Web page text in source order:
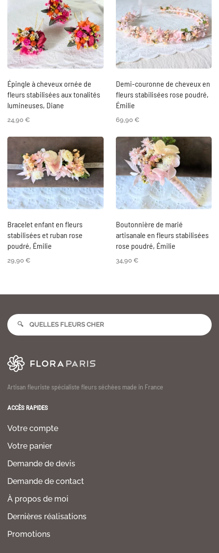
Épingle à cheveux ornée de
fleurs stabilisées aux tonalités
lumineuses, Diane
24,90 €
Demi-couronne de cheveux en
fleurs stabilisées rose poudré,
Émilie
69,90 €
Bracelet enfant en fleurs
stabilisées et ruban rose
poudré, Émilie
29,90 €
Boutonnière de marié
artisanale en fleurs stabilisées
rose poudré, Émilie
34,90 €
Artisan fleuriste spécialiste fleurs séchées made in France
ACCÈS RAPIDES
Votre compte
Votre panier
Demande de devis
Demande de contact
À propos de moi
Dernières réalisations
Promotions